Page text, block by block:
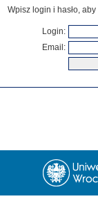
Wpisz login i hasło,
Login:
Email :